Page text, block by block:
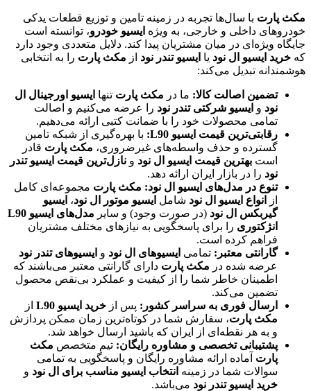
مکث پارت با سال‌ها تجربه در زمینه تامین و توزیع قطعات یدکی
خودروهای داخلی و خارجی، به ویژه ایسیو خودرو، توانسته است
جایگاه ویژه‌ای در میان مشتریان پیدا کند. دلایل متعددی وجود دارد
که خرید ایسیو ال نود یا ایسیو تندر نود از مکث پارت را به انتخابی
هوشمندانه تبدیل می‌کند:
تضمین اصالت کالا: ما در مکث پارت تنها ایسیو اورجینال ال
نود و ایسیو شرکتی تندر نود را عرضه می‌کنیم و اصالت
تمامی محصولات خود را با ضمانت کتبی ارائه می‌دهیم.
رقابتی‌ترین قیمت ایسیو L90:
با بهره‌گیری از شبکه تامین
گسترده و حذف واسطه‌های غیرضروری، مکث پارت قادر
است بهترین قیمت ایسیو ال نود و نازل‌ترین قیمت ایسیو تندر
نود را در بازار ایران ارائه دهد.
تنوع در مدل‌های ایسیو ال نود: مکث پارت مجموعه‌ای کامل
از
انواع ایسیو ال نود شامل ایسیو موتور ال نود، ایسیو
گیربکس ال نود (در صورت وجود) و سایر
مدل‌های ایسیو L90
انژکتوری را برای پاسخگویی به نیازهای مختلف مشتریان
فراهم کرده است.
گارانتی معتبر: تمامی ایسیوهای ال نود و ایسیوهای تندر نود
عرضه شده در مکث پارت دارای گارانتی معتبر می‌باشند که
اطمینان خاطر شما را از کیفیت و عملکرد بی‌نقص محصول
تضمین می‌کند.
ارسال فوری به سراسر کشور: پس از خرید ایسیو L90
از
مکث پارت، سفارش شما در کوتاه‌ترین زمان ممکن پردازش
و به هر نقطه‌ای از ایران که باشید ارسال خواهد شد.
پشتیبانی تخصصی و مشاوره رایگان: تیم متخصص مکث
پارت آماده ارائه مشاوره رایگان و پاسخگویی به تمامی
سوالات شما در زمینه انتخاب ایسیو مناسب برای ال نود و
خرید ایسیو تندر نود می‌باشد.